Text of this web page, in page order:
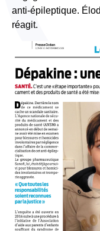
anti-épileptique.
réagit.